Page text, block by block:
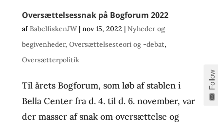
Oversættelsessnak på Bogforum 2022
afBabelfiskenJW| nov 15, 2022 | Nyheder og
begivenheder, Oversættelsesteori og -debat,
Oversætterpolitik
Til årets Bogforum, som løb af stablen i
Bella Center fra d. 4. til d. 6. november, var
der masser af snak om oversættelse og
Follow